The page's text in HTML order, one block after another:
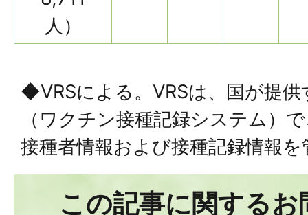
人）
◆VRSによる。VRSは、国が提
（ワクチン接種記録システム）
接種者情報および接種記録情報
この記事に関する